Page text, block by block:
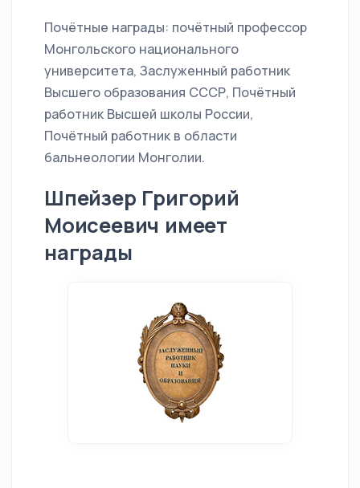
Почётные награды: почётный профессор
Монгольского национального
университета, Заслуженный работник
Высшего образования СССР, Почётный
работник Высшей школы России,
Почётный работник в области
бальнеологии Монголии.
Шпейзер Григорий
Моисеевич имеет
награды